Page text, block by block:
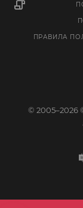
ПРАВИЛА
© 2005–2026